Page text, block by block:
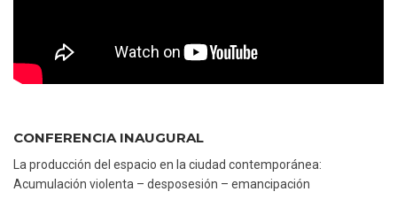
CONFERENCIA INAUGURAL
La producción del espacio en la ciudad contemporánea:
Acumulación violenta – desposesión – emancipación